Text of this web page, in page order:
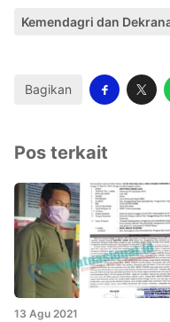
Kemendagri dan
Bagikan
Pos terkait
13 Agu 2021